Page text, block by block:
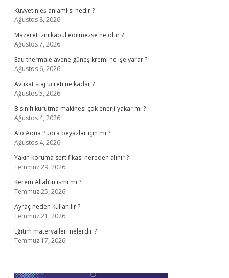
Kuvvetin eş anlamlısı nedir ?
Ağustos 8, 2026
Mazeret izni kabul edilmezse ne olur ?
Ağustos 7, 2026
Eau thermale avene güneş kremi ne işe yarar ?
Ağustos 6, 2026
Avukat staj ücreti ne kadar ?
Ağustos 5, 2026
B sınıfı kurutma makinesi çok enerji yakar mı ?
Ağustos 4, 2026
Alo Aqua Pudra beyazlar için mi ?
Ağustos 4, 2026
Yakın koruma sertifikası nereden alınır ?
Temmuz 29, 2026
Kerem Allah’ın ismi mi ?
Temmuz 25, 2026
Ayraç neden kullanılır ?
Temmuz 21, 2026
Eğitim materyalleri nelerdir ?
Temmuz 17, 2026